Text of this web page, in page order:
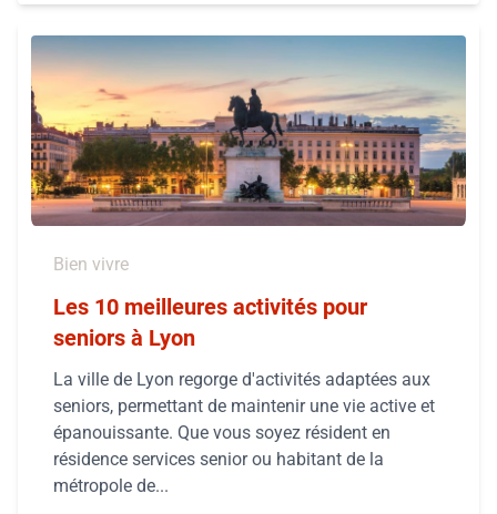
Bien vivre
Les 10 meilleures activités pour
seniors à Lyon
La ville de Lyon regorge d'activités adaptées aux
seniors, permettant de maintenir une vie active et
épanouissante. Que vous soyez résident en
résidence services senior ou habitant de la
métropole de...